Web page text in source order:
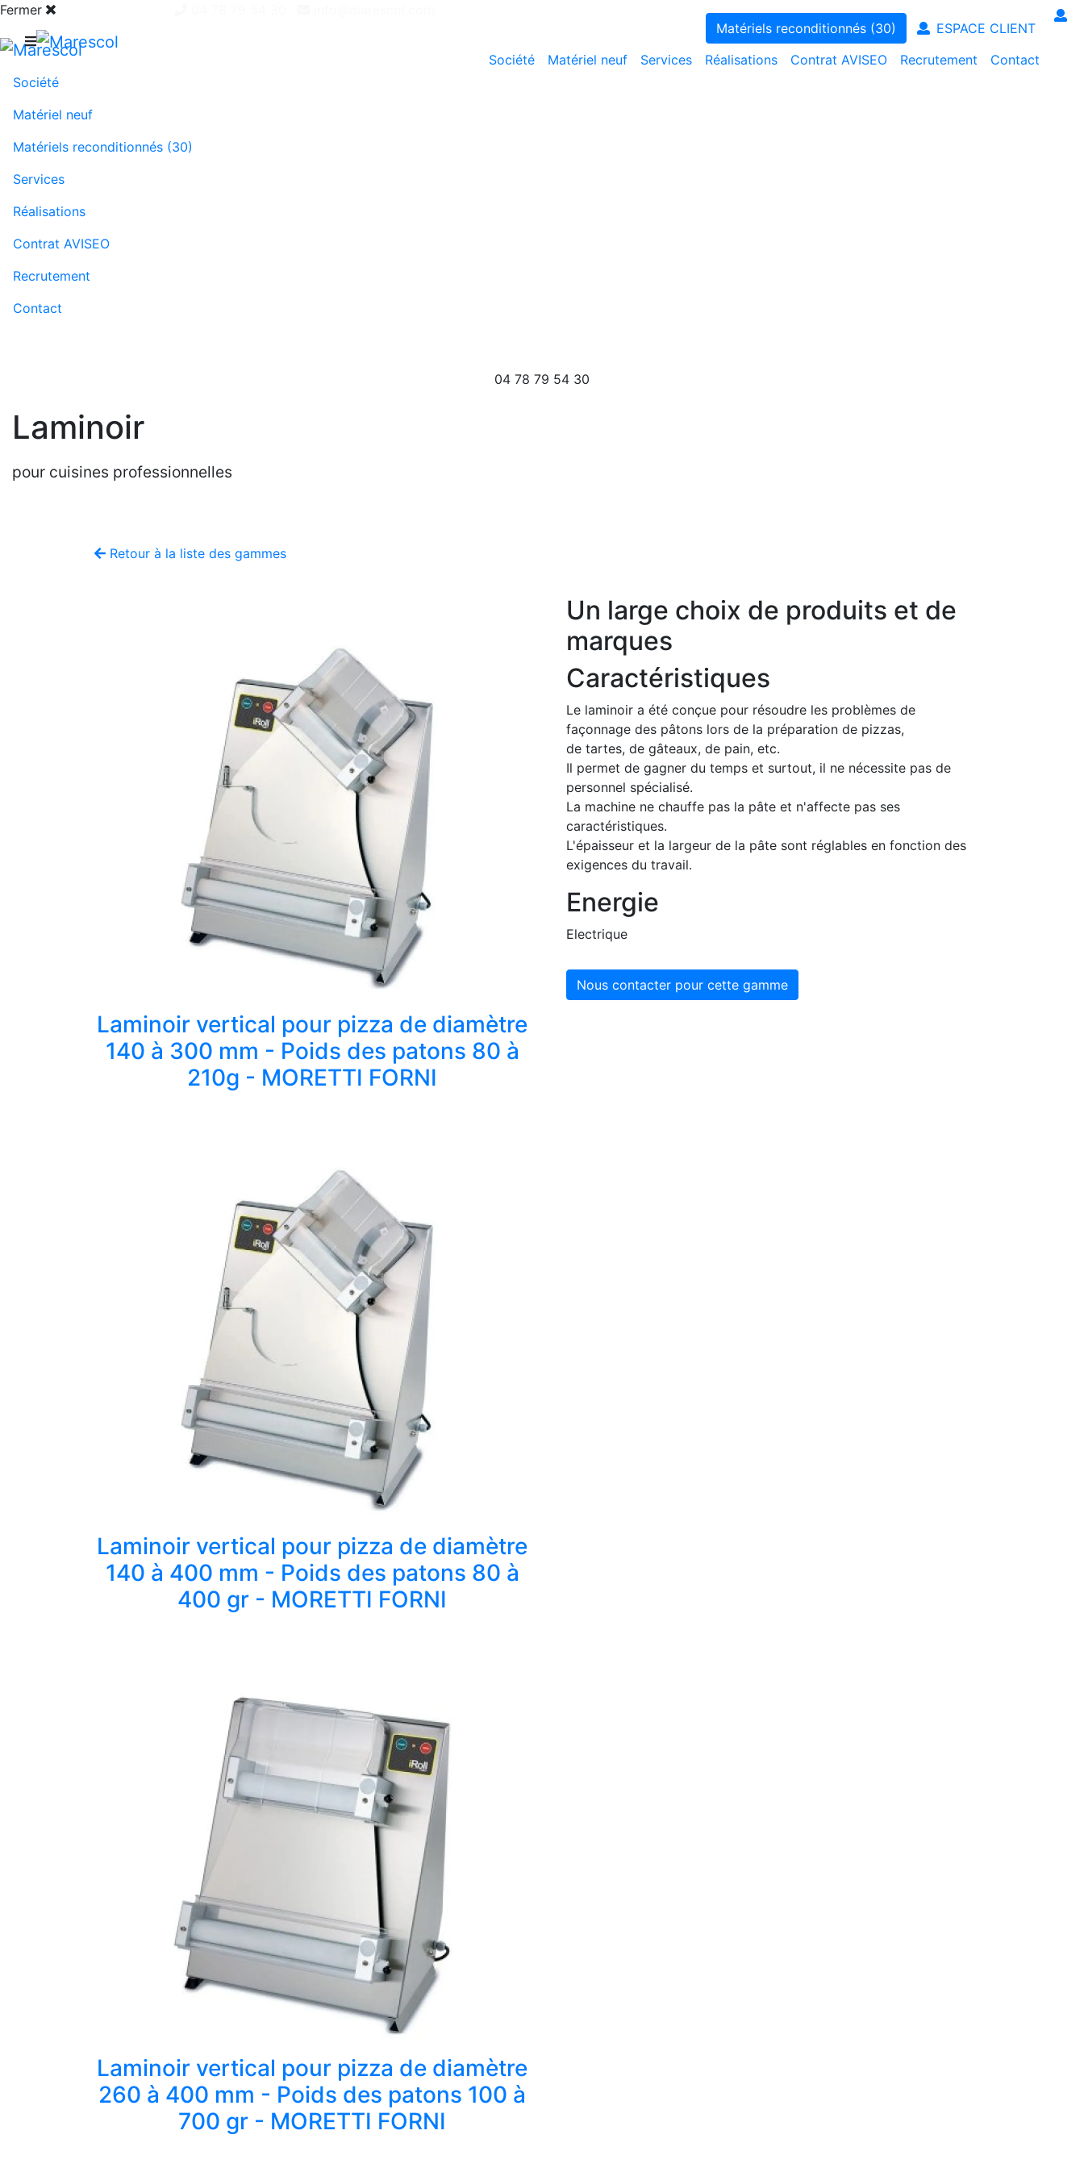
Exigez le contrat AVISEO pour une maintenance juste & transparente
Matériels reconditionnés (30)
ESPACE CLIENT
Société
Matériel neuf Services Réalisations Contrat AVISEO Recrutement Contact
Fermer
Société
Matériel neuf
Matériels reconditionnés (30)
Services
Réalisations
Contrat AVISEO
Recrutement
Contact
04 78 79 54 30
Laminoir
pour cuisines professionnelles
Retour à la liste des gammes
Laminoir vertical pour pizza de diamètre
140 à 300 mm - Poids des patons 80 à
210g - MORETTI FORNI
Laminoir vertical pour pizza de diamètre
140 à 400 mm - Poids des patons 80 à
400 gr - MORETTI FORNI
Laminoir vertical pour pizza de diamètre
260 à 400 mm - Poids des patons 100 à
700 gr - MORETTI FORNI
Un large choix de produits et de
marques
Caractéristiques
Le laminoir a été conçue pour résoudre les problèmes de
façonnage des pâtons lors de la préparation de pizzas,
de tartes, de gâteaux, de pain, etc.
Il permet de gagner du temps et surtout, il ne nécessite pas de
personnel spécialisé.
La machine ne chauffe pas la pâte et n'affecte pas ses
caractéristiques.
L'épaisseur et la largeur de la pâte sont réglables en fonction des
exigences du travail.
Energie
Electrique
Nous contacter pour cette gamme